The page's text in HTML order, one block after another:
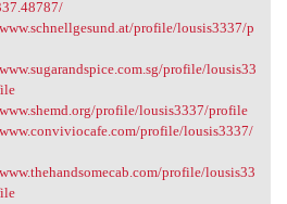
profile/lousis3337/p
profile/lousis33
profile/lousis3337/profile
profile/lousis3337/
profile/lousis33